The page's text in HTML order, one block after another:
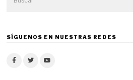
SÍGUENOS EN NUESTRAS REDES